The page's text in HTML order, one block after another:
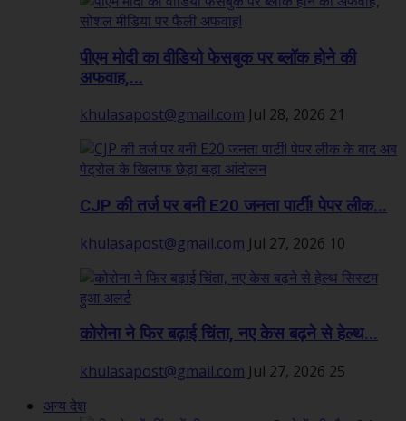
पीएम मोदी का वीडियो फेसबुक पर ब्लॉक होने की
अफवाह,...
khulasapost@gmail.com Jul 28, 2026 21
CJP की तर्ज पर बनी E20 जनता पार्टी! पेपर लीक...
khulasapost@gmail.com Jul 27, 2026 10
कोरोना ने फिर बढ़ाई चिंता, नए केस बढ़ने से हेल्थ...
khulasapost@gmail.com Jul 27, 2026 25
अन्य देश